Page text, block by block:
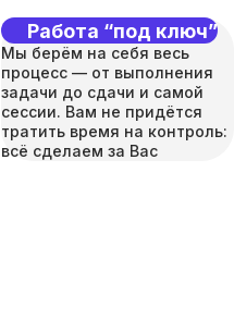
Работа “под ключ”
Мы берём на себя весь
процесс — от выполнения
задачи до сдачи и самой
сессии. Вам не придётся
тратить время на контроль:
всё сделаем за Вас